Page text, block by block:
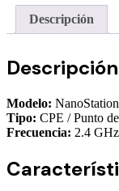
Descripción
Descripción
Modelo:
Tipo: CPE / Punto
Frecuencia: 2.4